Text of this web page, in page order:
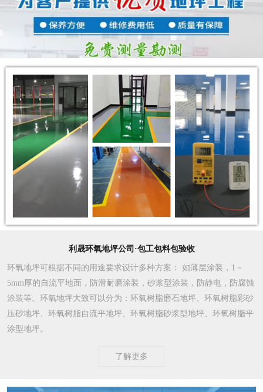
利晟环氧地坪公司·包工包料包验收
环氧地坪可根据不同的用途要求设计多种方案 ： 如薄层涂装，1－
5mm厚的自流平地面，防滑耐磨涂装，砂浆型涂装，防静电，防腐蚀
涂装等。环氧地坪大致可以分为：环氧树脂磨石地坪、环氧树脂彩砂
压砂地坪、环氧树脂自流平地坪、环氧树脂砂浆型地坪、环氧树脂平
涂型地坪。
了解更多